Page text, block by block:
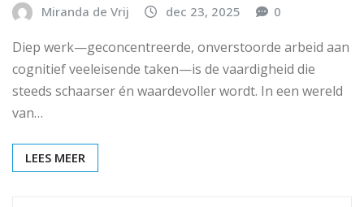
Miranda de Vrij dec 23, 2025 0
Diep werk—geconcentreerde, onverstoorde arbeid aan
cognitief veeleisende taken—is de vaardigheid die
steeds schaarser én waardevoller wordt. In een wereld
van…
LEES MEER